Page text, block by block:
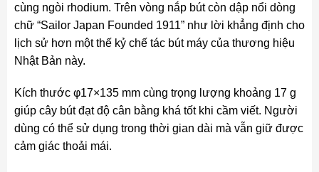
cùng ngòi rhodium. Trên vòng nắp bút còn dập nổi dòng
chữ “Sailor Japan Founded 1911” như lời khẳng định cho
lịch sử hơn một thế kỷ chế tác bút máy của thương hiệu
Nhật Bản này.
Kích thước φ17×135 mm cùng trọng lượng khoảng 17 g
giúp cây bút đạt độ cân bằng khá tốt khi cầm viết. Người
dùng có thể sử dụng trong thời gian dài mà vẫn giữ được
cảm giác thoải mái.